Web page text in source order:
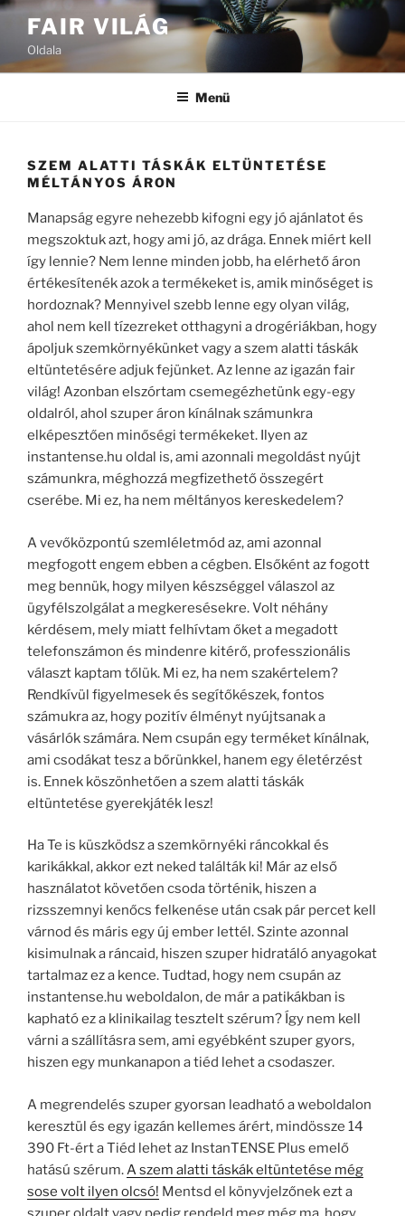
Tartalomhoz
FAIR VILÁG
Oldala
Menü
SZEM ALATTI TÁSKÁK ELTÜNTETÉSE
MÉLTÁNYOS ÁRON
Manapság egyre nehezebb kifogni egy jó ajánlatot és
megszoktuk azt, hogy ami jó, az drága. Ennek miért kell
így lennie? Nem lenne minden jobb, ha elérhető áron
értékesítenék azok a termékeket is, amik minőséget is
hordoznak? Mennyivel szebb lenne egy olyan világ,
ahol nem kell tízezreket otthagyni a drogériákban, hogy
ápoljuk szemkörnyékünket vagy a szem alatti táskák
eltüntetésére adjuk fejünket. Az lenne az igazán fair
világ! Azonban elszórtam csemegézhetünk egy-egy
oldalról, ahol szuper áron kínálnak számunkra
elképesztően minőségi termékeket. Ilyen az
instantense.hu oldal is, ami azonnali megoldást nyújt
számunkra, méghozzá megfizethető összegért
cserébe. Mi ez, ha nem méltányos kereskedelem?
A vevőközpontú szemléletmód az, ami azonnal
megfogott engem ebben a cégben. Elsőként az fogott
meg bennük, hogy milyen készséggel válaszol az
ügyfélszolgálat a megkeresésekre. Volt néhány
kérdésem, mely miatt felhívtam őket a megadott
telefonszámon és mindenre kitérő, professzionális
választ kaptam tőlük. Mi ez, ha nem szakértelem?
Rendkívül figyelmesek és segítőkészek, fontos
számukra az, hogy pozitív élményt nyújtsanak a
vásárlók számára. Nem csupán egy terméket kínálnak,
ami csodákat tesz a bőrünkkel, hanem egy életérzést
is. Ennek köszönhetően a szem alatti táskák
eltüntetése gyerekjáték lesz!
Ha Te is küszködsz a szemkörnyéki ráncokkal és
karikákkal, akkor ezt neked találták ki! Már az első
használatot követően csoda történik, hiszen a
rizsszemnyi kenőcs felkenése után csak pár percet kell
várnod és máris egy új ember lettél. Szinte azonnal
kisimulnak a ráncaid, hiszen szuper hidratáló anyagokat
tartalmaz ez a kence. Tudtad, hogy nem csupán az
instantense.hu weboldalon, de már a patikákban is
kapható ez a klinikailag tesztelt szérum? Így nem kell
várni a szállításra sem, ami egyébként szuper gyors,
hiszen egy munkanapon a tiéd lehet a csodaszer.
A megrendelés szuper gyorsan leadható a weboldalon
keresztül és egy igazán kellemes árért, mindössze 14
390 Ft-ért a Tiéd lehet az InstanTENSE Plus emelő
hatású szérum. A szem alatti táskák eltüntetése még
sose volt ilyen olcsó! Mentsd el könyvjelzőnek ezt a